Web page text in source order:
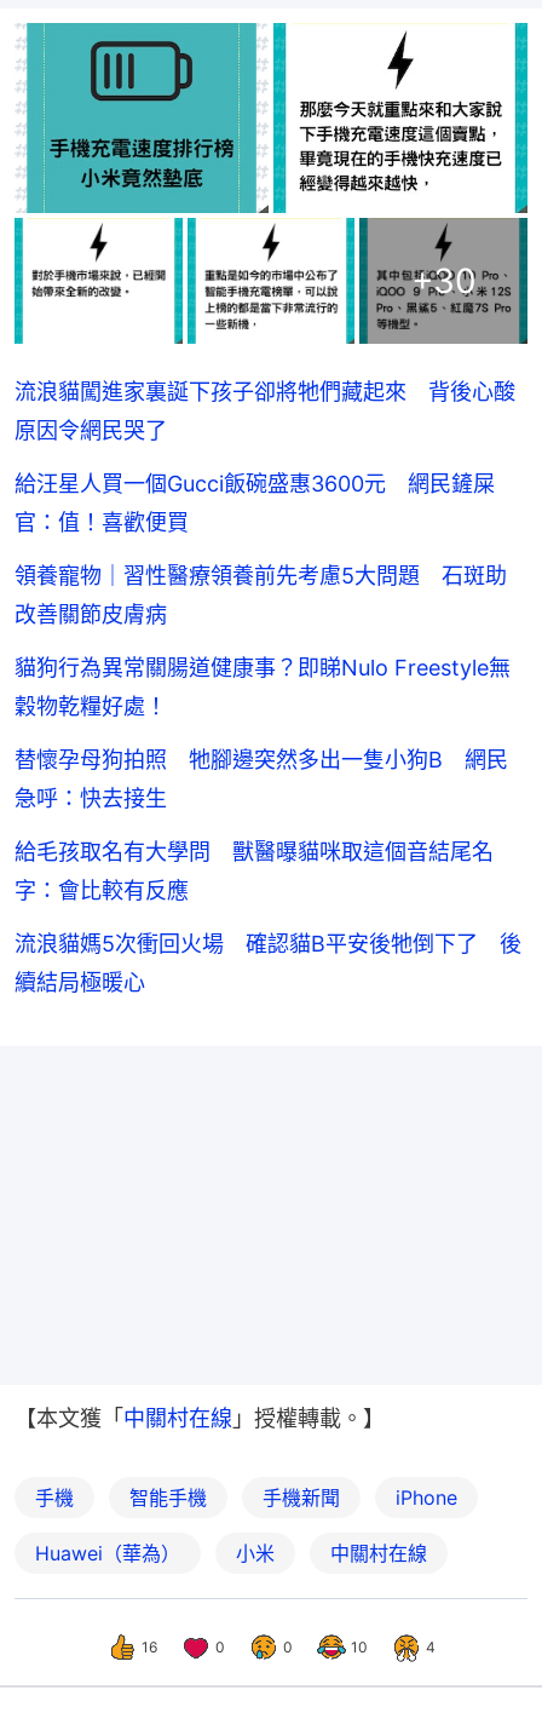
+30
流浪貓闖進家裏誕下孩子卻將牠們藏起來 背後心酸
原因令網民哭了
給汪星人買一個Gucci飯碗盛惠3600元 網民鏟屎
官：值！喜歡便買
領養寵物｜習性醫療領養前先考慮5大問題 石斑助
改善關節皮膚病
貓狗行為異常關腸道健康事？即睇Nulo Freestyle無
穀物乾糧好處！
替懷孕母狗拍照 牠腳邊突然多出一隻小狗B 網民
急呼：快去接生
給毛孩取名有大學問 獸醫曝貓咪取這個音結尾名
字：會比較有反應
流浪貓媽5次衝回火場 確認貓B平安後牠倒下了 後
續結局極暖心
【本文獲「 中關村在線 」授權轉載。】
手機 智能手機 手機新聞 iPhone
Huawei（華為） 小米 中關村在線
16 0 0 10 4